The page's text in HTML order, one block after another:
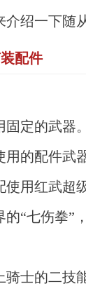
介绍一下随
配件
定的武器。
用的配件武
使用红武超
“七伤拳”
骑士的二技